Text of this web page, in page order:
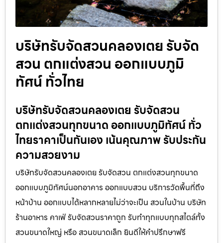
บริษัทรับจัดสวนคลองเตย รับจัด
สวน ตกแต่งสวน ออกแบบภูมิ
ทัศน์ ทั่วไทย
บริษัทรับจัดสวนคลองเตย รับจัดสวน
ตกแต่งสวนทุกขนาด ออกแบบภูมิทัศน์ ทั่ว
ไทยราคาเป็นกันเอง เน้นคุณภาพ รับประกัน
ความสวยงาม
บริษัทรับจัดสวนคลองเตย รับจัดสวน ตกแต่งสวนทุกขนาด
ออกแบบภูมิทัศน์นอกอาคาร ออกแบบสวน บริการวัดพื้นที่ถึง
หน้าบ้าน ออกแบบได้หลากหลายไม่ว่าจะเป็น สวนในบ้าน บริษัท
ร้านอาหาร คาเฟ่ รับจัดสวนราคาถูก รับทำทุกแบบทุกสไตล์ทั้ง
สวนขนาดใหญ่ หรือ สวนขนาดเล็ก ยินดีให้คำปรึกษาฟรี